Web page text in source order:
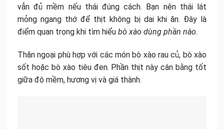
vẫn đủ mềm nếu thái đúng cách. Bạn nên thái lát
mỏng ngang thớ để thịt không bị dai khi ăn. Đây là
điểm quan trọng khi tìm hiểu bò xào dùng phần nào.
Thăn ngoại phù hợp với các món bò xào rau củ, bò xào
sốt hoặc bò xào tiêu đen. Phần thịt này cân bằng tốt
giữa độ mềm, hương vị và giá thành.